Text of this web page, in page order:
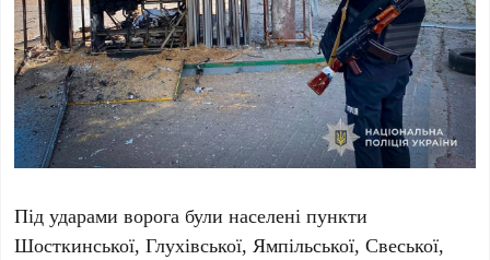
Під ударами ворога були населені пункти
Шосткинської, Глухівської, Ямпільської, Свеської,